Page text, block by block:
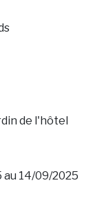
de l'hôtel
au 14/09/2025